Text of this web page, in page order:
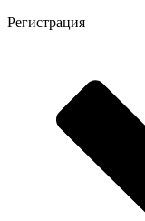
Регистрация